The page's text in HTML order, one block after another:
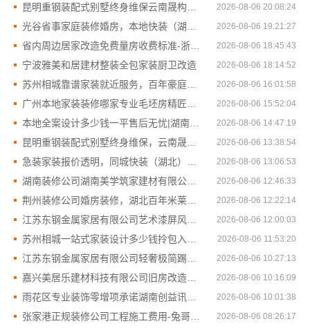
2026-08-06 20:08:24
2026-08-06 19:21:27
2026-08-06 18:45:43
宁波雅美和居建材整装全包家装厨卫改造 2026-08-06 18:14:52
2026-08-06 16:01:58
2026-08-06 15:52:04
2026-08-06 14:47:19
2026-08-06 13:38:54
2026-08-06 13:06:53
2026-08-06 12:46:33
2026-08-06 12:22:14
2026-08-06 12:00:03
2026-08-06 11:53:20
2026-08-06 10:27:13
2026-08-06 10:16:09
2026-08-06 10:01:38
2026-08-06 08:26:17